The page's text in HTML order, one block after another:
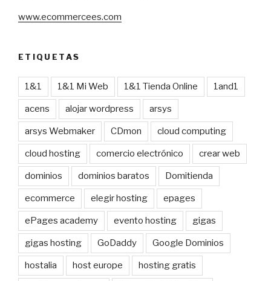
www.ecommercees.com
ETIQUETAS
1&1 1&1 Mi Web 1&1 Tienda Online 1and1
acens alojar wordpress arsys
arsys Webmaker CDmon cloud computing
cloud hosting comercio electrónico crear web
dominios dominios baratos Domitienda
ecommerce elegir hosting epages
ePages academy evento hosting gigas
gigas hosting GoDaddy Google Dominios
hostalia host europe hosting gratis